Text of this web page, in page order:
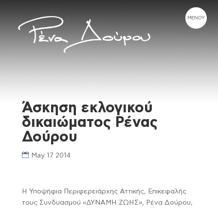
Άσκηση εκλογικού
δικαιώματος Ρένας
Δούρου
May 17 2014
Η Υποψήφια Περιφερειάρχης Αττικής, Επικεφαλής
τους Συνδυασμού «ΔΥΝΑΜΗ ΖΩΗΣ», Ρένα Δούρου,